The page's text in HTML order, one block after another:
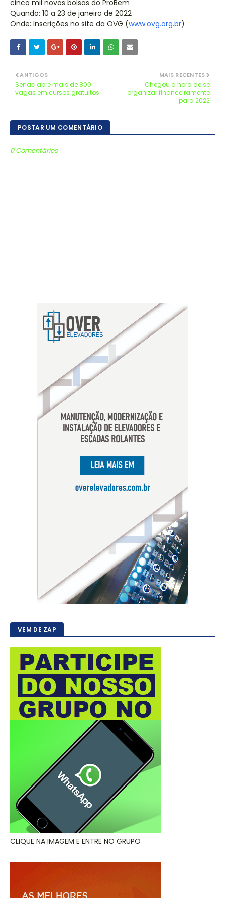
cinco mil novas bolsas do ProBem
Quando: 10 a 23 de janeiro de 2022
Onde: Inscrições no site da OVG (www.ovg.org.br)
MAIS RECENTES
Chegou a hora de se
organizar financeiramente
para 2022
ANTIGOS
Senac abre mais de 800
vagas em cursos gratuitos
POSTAR UM COMENTÁRIO
0 Comentários
VEM DE ZAP
CLIQUE NA IMAGEM E ENTRE NO GRUPO